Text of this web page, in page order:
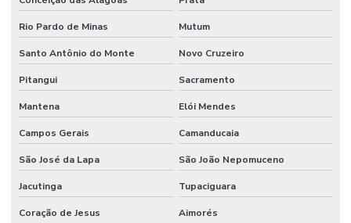
Óleo Direção
Óleo Hidráulico
Óleo Hidráulico Para Direção
Onde Comprar Articulação De Direção Em Minas Gerais
Onde Comprar Filtro De Óleo Em Minas Gerais
Onde Encontrar Anel Backup Nitrica
Rio Pardo de Minas Mutum
Santo Antônio do Monte Novo Cruzeiro
Pitangui Sacramento
Mantena Elói Mendes
Campos Gerais Camanducaia
São José da Lapa São João Nepomuceno
Jacutinga Tupaciguara
Coração de Jesus Aimorés